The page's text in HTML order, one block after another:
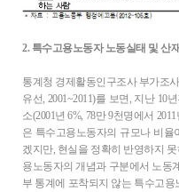
2. 특수고용노동자 노동실태 및 산
통계청 경제활동인구조사 부가조
유선, 2001~2011)를 보면, 지난 10
소(2001년 6%, 78만 9천명에서
은 특수고용노동자의 규모나 비
겠지만, 현실을 정확히 반영하지
용노동자의 개념과 구분에서 노동
부 통계에 포착되지 않는 특수고